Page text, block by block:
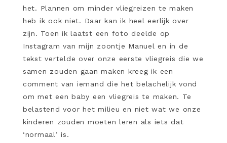
het. Plannen om minder vliegreizen te maken
heb ik ook niet. Daar kan ik heel eerlijk over
zijn. Toen ik laatst een foto deelde op
Instagram van mijn zoontje Manuel en in de
tekst vertelde over onze eerste vliegreis die we
samen zouden gaan maken kreeg ik een
comment van iemand die het belachelijk vond
om met een baby een vliegreis te maken. Te
belastend voor het milieu en niet wat we onze
kinderen zouden moeten leren als iets dat
‘normaal’ is.